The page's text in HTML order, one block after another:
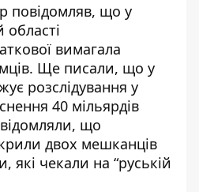
повідомляв, що у
області
вимагала
. Ще писали, що у
розслідування у
40 мільярдів
що
двох мешканців
які чекали на “руській